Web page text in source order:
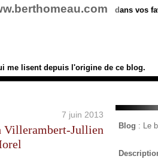
dans vos
me lisent depuis l'origine de ce blog.
7 juin 2013
Villerambert-Jullien
Blog : Le